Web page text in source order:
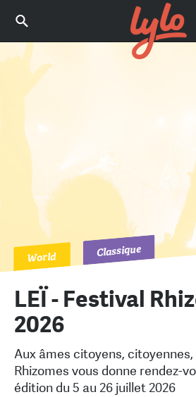
World Classique
LEÏ - Festival
2026
Aux âmes citoyens,
Rhizomes vous donne rendez-
édition du 5 au 26 juillet 2026